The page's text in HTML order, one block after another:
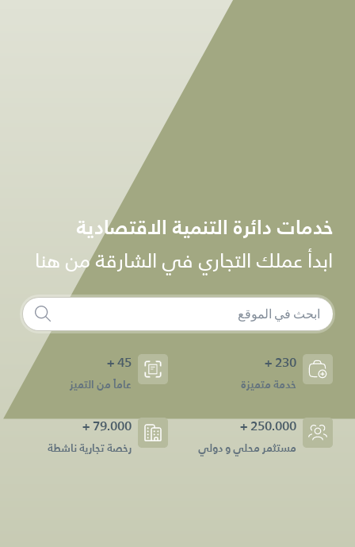
خدمات دائرة التنمية الاقتصادية
ابدأ عملك التجاري في الشارقة من هنا
230 +
خدمة متميزة
45 +
عاماً من التميز
250.000 +
مستثمر محلي و دولي
79.000 +
رخصة تجارية ناشطة